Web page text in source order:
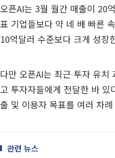
오픈AI는 3월 월간 매출이 20
표 기업들보다 약 네 배 빠른
10억달러 수준보다 크게 성장
다만 오픈AI는 최근 투자 유
고 투자자들에게 전달한 바
출 및 이용자 목표를 여러 차
관련 뉴스